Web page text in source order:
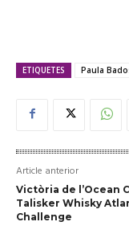
ETIQUETES Paula
Article anterior
Victòria de l’Ocean
Talisker Whisky
Challenge